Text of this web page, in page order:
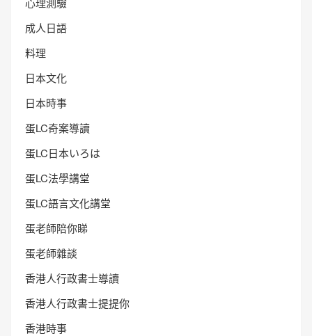
成人日語
料理
日本文化
日本時事
蛋LC奇案導讀
蛋LC日本いろは
蛋LC法學講堂
蛋LC語言文化講堂
蛋老師陪你睇
蛋老師雜談
香港人行政書士導讀
香港人行政書士提提你
香港時事